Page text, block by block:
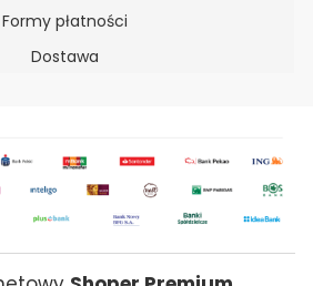
Formy płatności
Dostawa